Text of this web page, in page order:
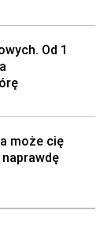
Od 1
może cię